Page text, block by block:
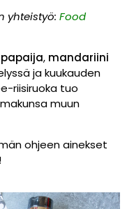
yhteistyö: Food
papaija, mandariini
ja kuukauden
riisiruoka tuo
muun
ohjeen ainekset